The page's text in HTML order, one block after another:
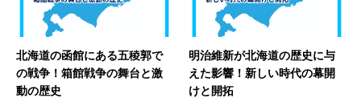
北海道の函館にある五稜郭で
の戦争！箱館戦争の舞台と激
動の歴史
明治維新が北海道の歴史に与
えた影響！新しい時代の幕開
けと開拓